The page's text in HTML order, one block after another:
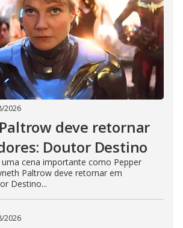
2026
deve retornar
Doutor Destino
cena importante como Pepper
Paltrow deve retornar em
Destino...
2026